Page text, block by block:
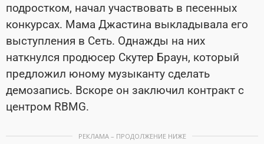
подростком, начал участвовать в песенных
конкурсах. Мама Джастина выкладывала его
выступления в Сеть. Однажды на них
наткнулся продюсер Скутер Браун, который
предложил юному музыканту сделать
демозапись. Вскоре он заключил контракт с
центром RBMG.
РЕКЛАМА – ПРОДОЛЖЕНИЕ НИЖЕ